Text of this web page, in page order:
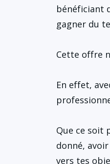
bénéficiant
gagner du
Cette offre
En effet,
Que ce soit
donné,
vers tes